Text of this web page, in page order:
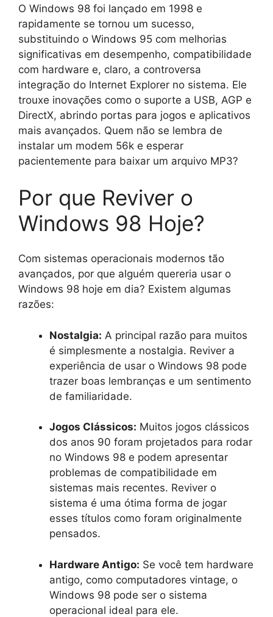
O Windows 98 foi lançado em 1998 e
rapidamente se tornou um sucesso,
substituindo o Windows 95 com melhorias
significativas em desempenho, compatibilidade
com hardware e, claro, a controversa
integração do Internet Explorer no sistema. Ele
trouxe inovações como o suporte a USB, AGP e
DirectX, abrindo portas para jogos e aplicativos
mais avançados. Quem não se lembra de
instalar um modem 56k e esperar
pacientemente para baixar um arquivo MP3?
Por que Reviver o
Windows 98 Hoje?
Com sistemas operacionais modernos tão
avançados, por que alguém quereria usar o
Windows 98 hoje em dia? Existem algumas
razões:
Nostalgia: A principal razão para muitos
é simplesmente a nostalgia. Reviver a
experiência de usar o Windows 98 pode
trazer boas lembranças e um sentimento
de familiaridade.
Jogos Clássicos: Muitos jogos clássicos
dos anos 90 foram projetados para rodar
no Windows 98 e podem apresentar
problemas de compatibilidade em
sistemas mais recentes. Reviver o
sistema é uma ótima forma de jogar
esses títulos como foram originalmente
pensados.
Hardware Antigo: Se você tem hardware
antigo, como computadores vintage, o
Windows 98 pode ser o sistema
operacional ideal para ele.